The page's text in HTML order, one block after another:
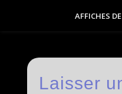
AFFICHES
Laisser